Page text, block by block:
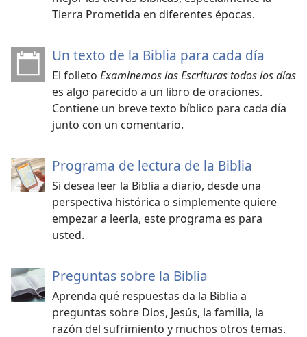
Tierra Prometida en diferentes épocas.
Un texto de la Biblia para cada día
El folleto Examinemos las Escrituras todos los días
es algo parecido a un libro de oraciones.
Contiene un breve texto bíblico para cada día
junto con un comentario.
Programa de lectura de la Biblia
Si desea leer la Biblia a diario, desde una
perspectiva histórica o simplemente quiere
empezar a leerla, este programa es para
usted.
Preguntas sobre la Biblia
Aprenda qué respuestas da la Biblia a
preguntas sobre Dios, Jesús, la familia, la
razón del sufrimiento y muchos otros temas.